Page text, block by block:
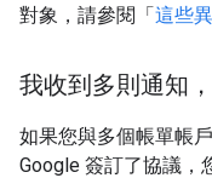
對象，請參閱「這些
我收到多則通知
如果您與多個帳單帳
Google 簽訂了協議，